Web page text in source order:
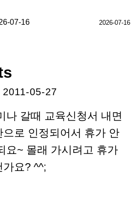
07-16 2026-07-16
2011-05-27
나 갈때 교육신청서 내면
으로 인정되어서 휴가 안
요~ 몰래 가시려고 휴가
가요? ^^;